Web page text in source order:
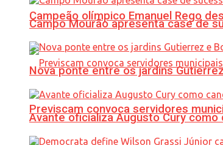
Campeão olímpico Emanuel Rego
Previscam convoca servidores
Campo Mourão apresenta case de
Nova ponte entre os jardins
Avante oficializa Augusto Cury